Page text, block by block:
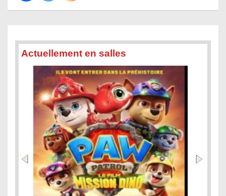
Actuellement en salles